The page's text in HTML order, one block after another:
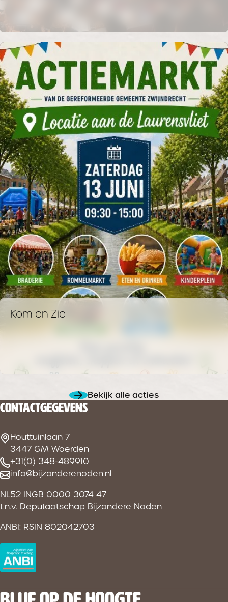
Kom en Zie
Bekijk alle acties
CONTACTGEGEVENS
Houttuinlaan 7
3447 GM Woerden
+31(0) 348-489910
info@bijzonderenoden.nl
NL52 INGB 0000 3074 47
t.n.v. Deputaatschap Bijzondere Noden
ANBI: RSIN 802042703